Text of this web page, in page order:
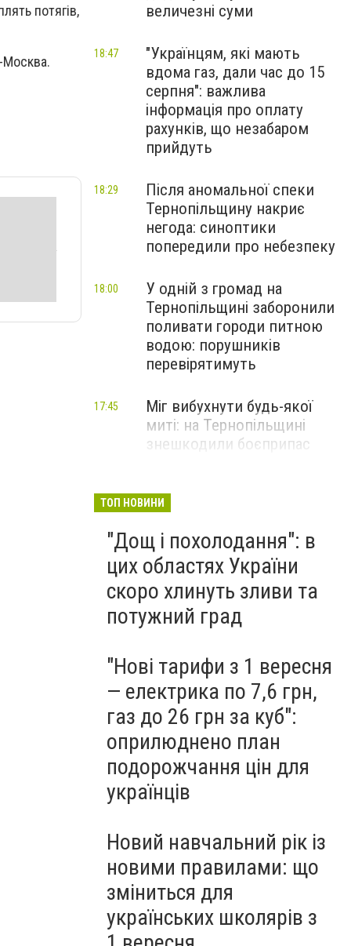
потягів,
Москва.
величезні суми
"Українцям, які мають
вдома газ, дали час до 15
серпня": важлива
інформація про оплату
рахунків, що незабаром
прийдуть
18:47
Після аномальної спеки
Тернопільщину накриє
негода: синоптики
попередили про небезпеку
18:29
У одній з громад на
Тернопільщині заборонили
поливати городи питною
водою: порушників
перевірятимуть
18:00
Міг вибухнути будь-якої
миті: на Тернопільщині
знешкодили боєприпас
17:45
моторошної ДТП на
постраждалих - дитина
(ФОТО)
ТОП НОВИНИ
"Дощ і похолодання": в
цих областях України
скоро хлинуть зливи та
потужний град
"Нові тарифи з 1 вересня
— електрика по 7,6 грн,
газ до 26 грн за куб":
оприлюднено план
подорожчання цін для
українців
Новий навчальний рік із
новими правилами: що
зміниться для
українських школярів з